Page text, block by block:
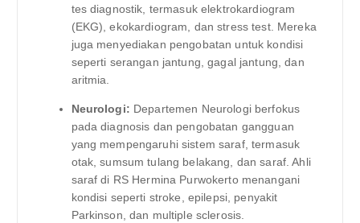
tes diagnostik, termasuk elektrokardiogram
(EKG), ekokardiogram, dan stress test. Mereka
juga menyediakan pengobatan untuk kondisi
seperti serangan jantung, gagal jantung, dan
aritmia.
Neurologi: Departemen Neurologi berfokus
pada diagnosis dan pengobatan gangguan
yang mempengaruhi sistem saraf, termasuk
otak, sumsum tulang belakang, dan saraf. Ahli
saraf di RS Hermina Purwokerto menangani
kondisi seperti stroke, epilepsi, penyakit
Parkinson, dan multiple sclerosis.